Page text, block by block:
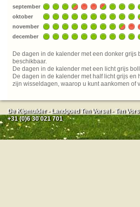
september
oktober
november
december
De dagen in de kalender met een donker grijs
beschikbaar.
De dagen in de kalender met een licht grijs
De dagen in de kalender met half licht grijs en
zijn wisseldagen, waarop u kunt aankomen of
De Kipmulder - Landgoed Ten Vorsel - Ten
+31 (0)6 30 021 701